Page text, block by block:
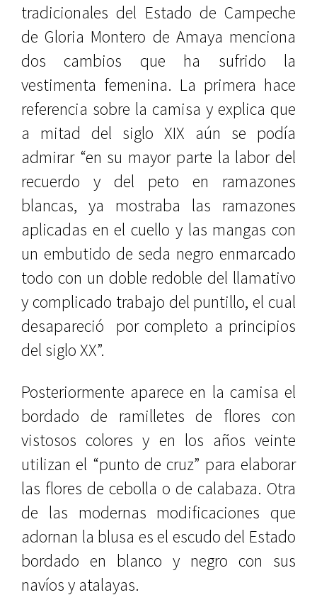
tradicionales del Estado de Campeche
de Gloria Montero de Amaya menciona
dos cambios que ha sufrido la
vestimenta femenina. La primera hace
referencia sobre la camisa y explica que
a mitad del siglo XIX aún se podía
admirar “en su mayor parte la labor del
recuerdo y del peto en ramazones
blancas, ya mostraba las ramazones
aplicadas en el cuello y las mangas con
un embutido de seda negro enmarcado
todo con un doble redoble del llamativo
y complicado trabajo del puntillo, el cual
desapareció
por completo a principios
del siglo XX”.
Posteriormente aparece en la camisa el
bordado de ramilletes de flores con
vistosos colores y en los años veinte
utilizan el “punto de cruz” para elaborar
las flores de cebolla o de calabaza. Otra
de las modernas modificaciones que
adornan la blusa es el escudo del Estado
bordado en blanco y negro con sus
navíos y atalayas.